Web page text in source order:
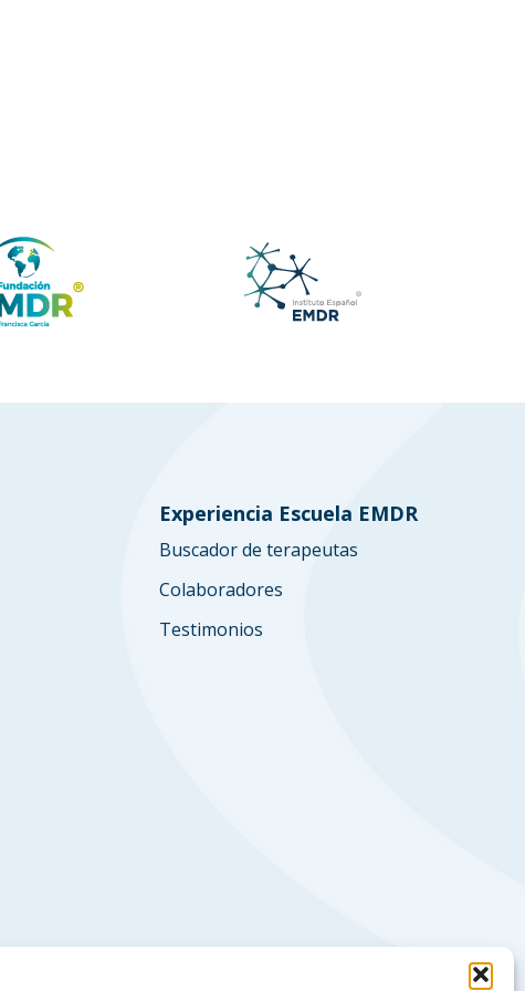
Experiencia Escuela EMDR
Buscador de terapeutas
Colaboradores
Testimonios